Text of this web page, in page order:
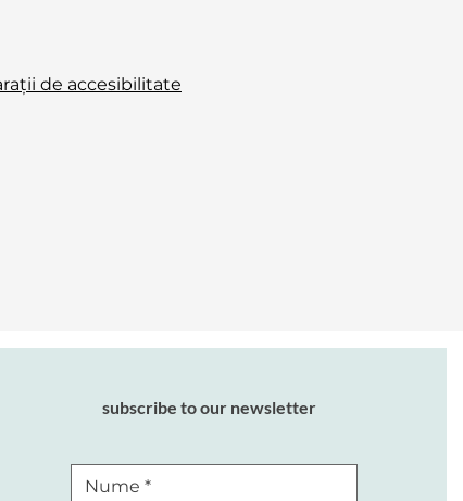
de accesibilitate
subscribe to our newsletter